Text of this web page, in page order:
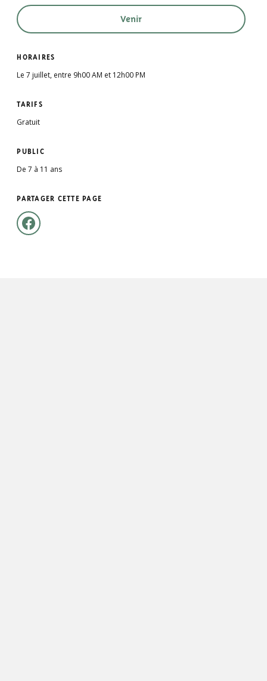
Venir
HORAIRES
Le 7 juillet, entre 9h00 AM et 12h00 PM
TARIFS
Gratuit
PUBLIC
De 7 à 11 ans
PARTAGER CETTE PAGE